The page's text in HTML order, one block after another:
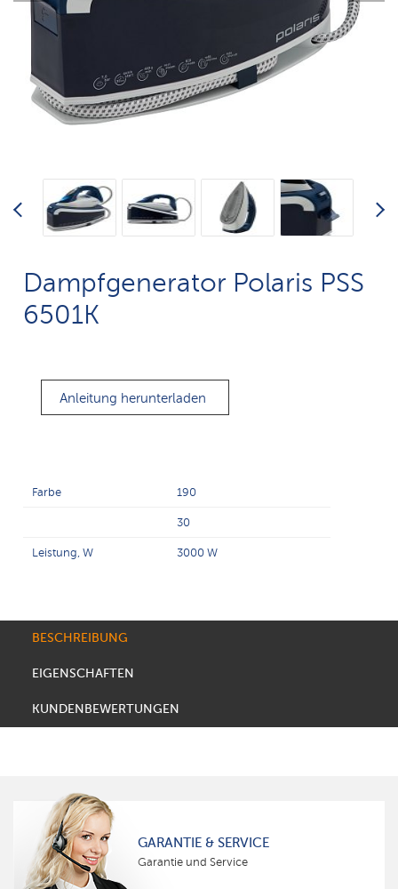
Dampfgenerator Polaris PSS
6501K
Anleitung herunterladen
Farbe 190
30
Leistung, W 3000 W
BESCHREIBUNG
EIGENSCHAFTEN
KUNDENBEWERTUNGEN
GARANTIE & SERVICE
Garantie und Service